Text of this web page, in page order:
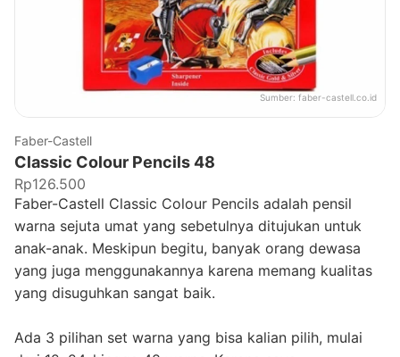
Sumber: faber-castell.co.id
Faber-Castell
Classic Colour Pencils 48
Rp126.500
Faber-Castell Classic Colour Pencils adalah pensil
warna sejuta umat yang sebetulnya ditujukan untuk
anak-anak. Meskipun begitu, banyak orang dewasa
yang juga menggunakannya karena memang kualitas
yang disuguhkan sangat baik.
Ada 3 pilihan set warna yang bisa kalian pilih, mulai